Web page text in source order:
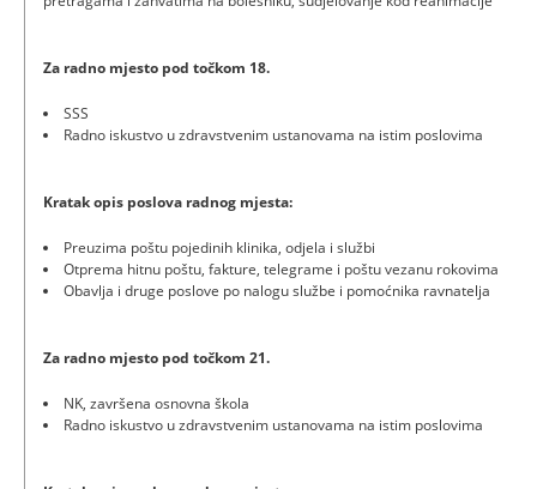
Za radno mjesto pod točkom 18.
SSS
Radno iskustvo u zdravstvenim ustanovama na istim poslovima
Kratak opis poslova radnog mjesta:
Preuzima poštu pojedinih klinika, odjela i službi
Otprema hitnu poštu, fakture, telegrame i poštu vezanu rokovima
Obavlja i druge poslove po nalogu službe i pomoćnika ravnatelja
Za radno mjesto pod točkom 21.
NK, završena osnovna škola
Radno iskustvo u zdravstvenim ustanovama na istim poslovima